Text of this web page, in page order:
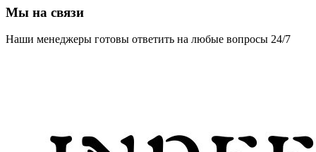
Мы на связи
Наши менеджеры готовы ответить на любые вопросы 24/7